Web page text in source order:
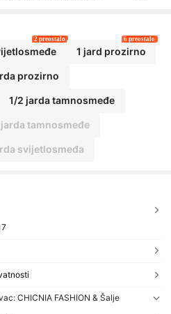
2 preostalo
1 jard prozirno
6 preostalo
prozirno
1/2 jarda tamnosmeđe
jarda tamnosmeđe
svijetlosmeđa
CHICNIA FASHION & Šalje